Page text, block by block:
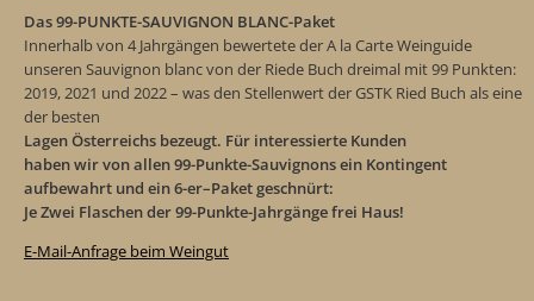
Das 99-PUNKTE-SAUVIGNON BLANC-Paket
Innerhalb von 4 Jahrgängen bewertete der A la Carte Weinguide
unseren Sauvignon blanc von der Riede Buch dreimal mit 99 Punkten:
2019, 2021 und 2022 – was den Stellenwert der GSTK Ried Buch als eine
der besten
Lagen Österreichs bezeugt. Für interessierte Kunden
haben wir von allen 99-Punkte-Sauvignons ein Kontingent
aufbewahrt und ein 6-er–Paket geschnürt:
Je Zwei Flaschen der 99-Punkte-Jahrgänge frei Haus!
E-Mail-Anfrage beim Weingut